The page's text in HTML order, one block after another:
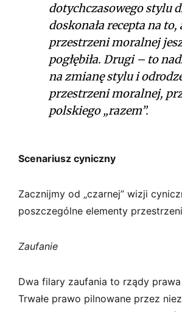
dotychczasowego stylu
doskonała recepta na to,
przestrzeni moralnej
pogłębiła. Drugi – to
na zmianę stylu i
przestrzeni moralnej,
polskiego „razem”.
Scenariusz cyniczny
Zacznijmy od „czarnej” wizji
poszczególne elementy
Zaufanie
Dwa filary zaufania to rządy
Trwałe prawo pilnowane przez